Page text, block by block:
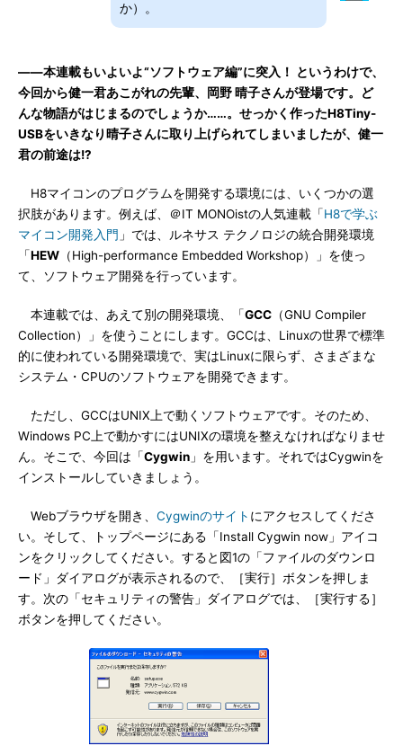
か）。
――本連載もいよいよ“ソフトウェア編”に突入！ というわけで、
今回から健一君あこがれの先輩、岡野 晴子さんが登場です。ど
んな物語がはじまるのでしょうか……。せっかく作ったH8Tiny-
USBをいきなり晴子さんに取り上げられてしまいましたが、健一
君の前途は!?
H8マイコンのプログラムを開発する環境には、いくつかの選
択肢があります。例えば、＠IT MONOistの人気連載「H8で学ぶ
マイコン開発入門 」では、ルネサス テクノロジの統合開発環境
「HEW （High-performance Embedded Workshop）」を使っ
て、ソフトウェア開発を行っています。
本連載では、あえて別の開発環境、「GCC （GNU Compiler
Collection）」を使うことにします。GCCは、Linuxの世界で標準
的に使われている開発環境で、実はLinuxに限らず、さまざまな
システム・CPUのソフトウェアを開発できます。
ただし、GCCはUNIX上で動くソフトウェアです。そのため、
Windows PC上で動かすにはUNIXの環境を整えなければなりませ
ん。そこで、今回は「Cygwin 」を用います。それではCygwinを
インストールしていきましょう。
Webブラウザを開き、 Cygwinのサイト にアクセスしてくださ
い。そして、トップページにある「Install Cygwin now」アイコ
ンをクリックしてください。すると図1の「ファイルのダウンロ
ード」ダイアログが表示されるので、［実行］ボタンを押しま
す。次の「セキュリティの警告」ダイアログでは、［実行する］
ボタンを押してください。